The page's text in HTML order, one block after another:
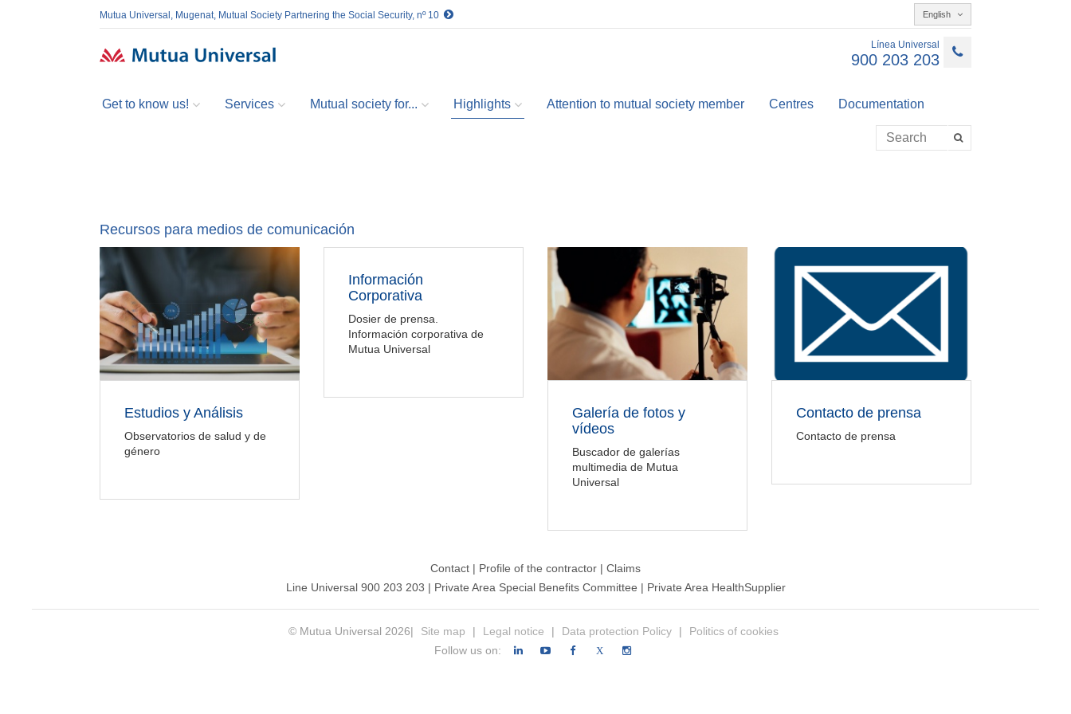
Mutua Universal, Mugenat, Mutual Society Partnering the Social Security, nº 10 English
Línea Universal
900 203 203
Get to know us! Services Mutual society for... Highlights Attention to mutual society member Centres Documentation
Recursos para medios de comunicación
Estudios y Análisis
Observatorios de salud y de
género
Información
Corporativa
Dosier de prensa.
Información corporativa de
Mutua Universal
Galería de fotos y
vídeos
Buscador de galerías
multimedia de Mutua
Universal
Contacto de prensa
Contacto de prensa
Contact | Profile of the contractor | Claims
Line Universal 900 203 203 | Private Area Special Benefits Committee | Private Area HealthSupplier
© Mutua Universal 2026| Site map | Legal notice | Data protection Policy |
Politics of cookies
Follow us on:
X